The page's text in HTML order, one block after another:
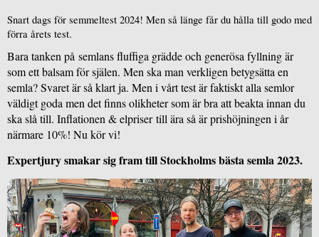
Snart dags för semmeltest 2024! Men så länge får du hålla till godo med
förra årets test.
Bara tanken på semlans fluffiga grädde och generösa fyllning är
som ett balsam för själen. Men ska man verkligen betygsätta en
semla? Svaret är så klart ja. Men i vårt test är faktiskt alla semlor
väldigt goda men det finns olikheter som är bra att beakta innan du
ska slå till. Inflationen & elpriser till ära så är prishöjningen i år
närmare 10%! Nu kör vi!
Expertjury smakar sig fram till Stockholms bästa semla 2023.